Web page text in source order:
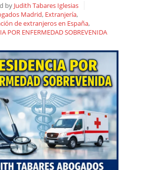
by Judith Tabares Iglesias
Madrid, Extranjería,
de extranjeros en España,
POR ENFERMEDAD SOBREVENIDA